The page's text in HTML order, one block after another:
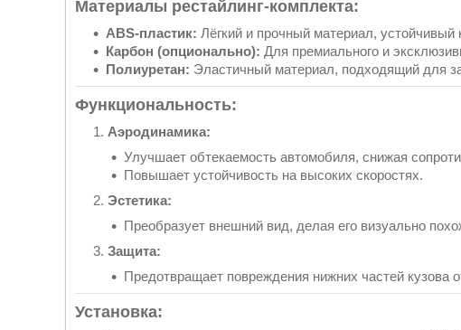
Материалы рестайлинг-комплекта:
ABS-пластик: Лёгкий и прочный материал,
Карбон (опционально): Для премиального и
Полиуретан: Эластичный материал, подходящий для
Функциональность:
Аэродинамика:
Улучшает обтекаемость автомобиля, снижая
Повышает устойчивость на высоких скоростях.
Эстетика:
Преобразует внешний вид, делая его визуально
Защита:
Предотвращает повреждения нижних частей кузова
Установка: